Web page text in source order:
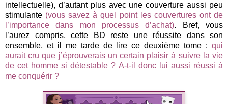
intellectuelle), d’autant plus avec une couverture aussi peu
stimulante (vous savez à quel point les couvertures ont de
l’importance dans mon processus d’achat). Bref, vous
l’aurez compris, cette BD reste une réussite dans son
ensemble, et il me tarde de lire ce deuxième tome : qui
aurait cru que j’éprouverais un certain plaisir à suivre la vie
de cet homme si détestable ? A-t-il donc lui aussi réussi à
me conquérir ?